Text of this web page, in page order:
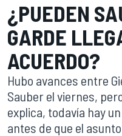
¿PUEDEN
GARDE
ACUERDO?
Hubo avances entre
Sauber el viernes,
explica, todavía hay
antes de que el